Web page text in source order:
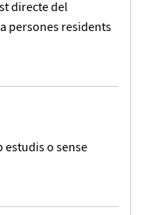
directe del
persones residents
estudis o sense